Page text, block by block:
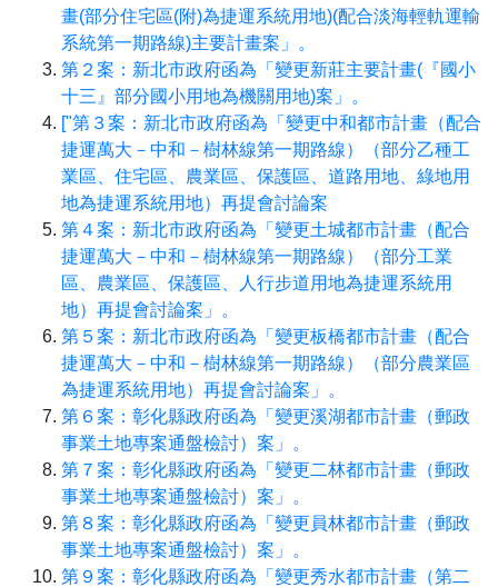
畫(部分住宅區(附)為捷運系統用地)(配合淡海輕軌運輸
系統第一期路線)主要計畫案」。
第２案：新北市政府函為「變更新莊主要計畫(『國小
十三』部分國小用地為機關用地)案」。
["第３案：新北市政府函為「變更中和都市計畫（配合
捷運萬大－中和－樹林線第一期路線）（部分乙種工
業區、住宅區、農業區、保護區、道路用地、綠地用
地為捷運系統用地）再提會討論案
第４案：新北市政府函為「變更土城都市計畫（配合
捷運萬大－中和－樹林線第一期路線）（部分工業
區、農業區、保護區、人行步道用地為捷運系統用
地）再提會討論案」。
第５案：新北市政府函為「變更板橋都市計畫（配合
捷運萬大－中和－樹林線第一期路線）（部分農業區
為捷運系統用地）再提會討論案」。
第６案：彰化縣政府函為「變更溪湖都市計畫（郵政
事業土地專案通盤檢討）案」。
第７案：彰化縣政府函為「變更二林都市計畫（郵政
事業土地專案通盤檢討）案」。
第８案：彰化縣政府函為「變更員林都市計畫（郵政
事業土地專案通盤檢討）案」。
第９案：彰化縣政府函為「變更秀水都市計畫（第二